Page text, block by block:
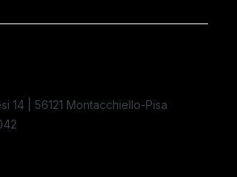
14 | 56121 Montacchiello-Pisa